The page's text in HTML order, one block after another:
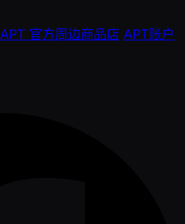
APT 官方周边商品店 APT账户